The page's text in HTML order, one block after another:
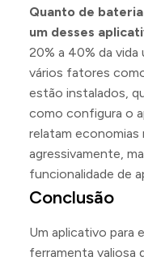
Quanto de
um desses
20% a 40% da
vários fatores
estão instalados,
como configura o
relatam economias
agressivamente,
funcionalidade de
Conclusão
Um aplicativo para
ferramenta valiosa